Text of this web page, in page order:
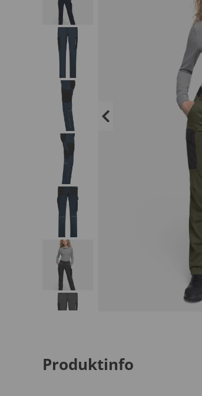
Produktinfo